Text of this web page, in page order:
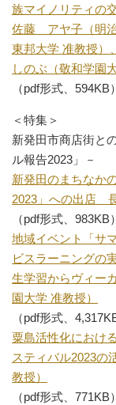
族マイノリティの
佐藤 アヤ子（明
東邦大学 准教授
しのぶ（敬和学園
（pdf形式、594KB）
＜特集＞
新発田市商店街と
ル報告2023」－
新発田のまちなか
2023」への出店
（pdf形式、983KB）
地域イベント「サ
ビスラーニングの
生学習からヴィ
園大学 准教授）
（pdf形式、
粟島活性化におけ
スティバル2023
教授）
（pdf形式、771KB）